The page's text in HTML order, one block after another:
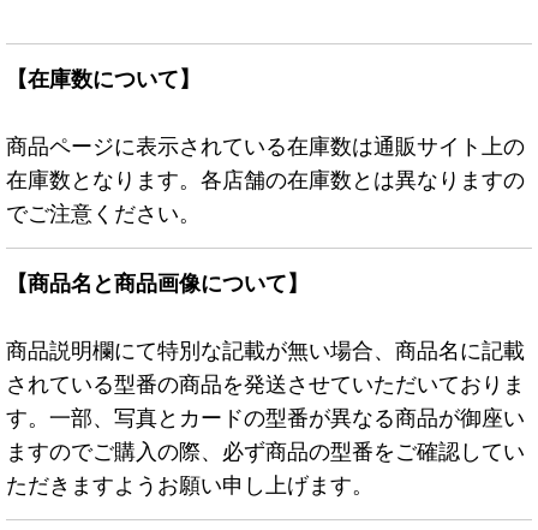
【在庫数について】
商品ページに表示されている在庫数は通販サイト上の
在庫数となります。各店舗の在庫数とは異なりますの
でご注意ください。
【商品名と商品画像について】
商品説明欄にて特別な記載が無い場合、商品名に記載
されている型番の商品を発送させていただいておりま
す。一部、写真とカードの型番が異なる商品が御座い
ますのでご購入の際、必ず商品の型番をご確認してい
ただきますようお願い申し上げます。